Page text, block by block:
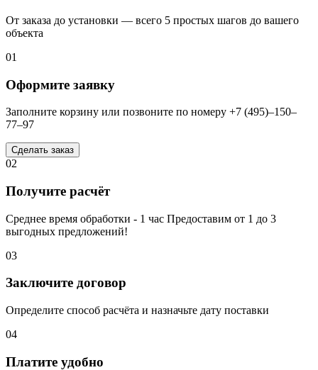
От заказа до установки — всего 5 простых шагов до вашего
объекта
01
Оформите заявку
Заполните корзину или позвоните по номеру +7 (495)–150–
77–97
Сделать заказ
02
Получите расчёт
Среднее время обработки - 1 час Предоставим от 1 до 3
выгодных предложений!
03
Заключите договор
Определите способ расчёта и назначьте дату поставки
04
Платите удобно